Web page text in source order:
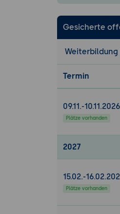
Gesicherte
Weiterbildung
Termin
09.11.-10.11.2026
Plätze vorhanden
2027
15.02.-
Plätze vorhanden